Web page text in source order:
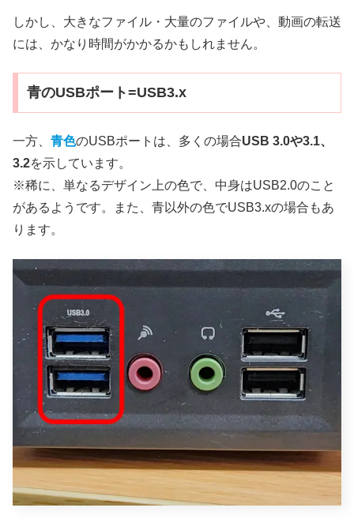
しかし、大きなファイル・大量のファイルや、動画の転送
には、かなり時間がかかるかもしれません。
青のUSBポート=USB3.x
一方、 青色のUSBポートは、多くの場合USB 3.0や3.1、
3.2を示しています。
※稀に、単なるデザイン上の色で、中身はUSB2.0のこと
があるようです。また、青以外の色でUSB3.xの場合もあ
ります。